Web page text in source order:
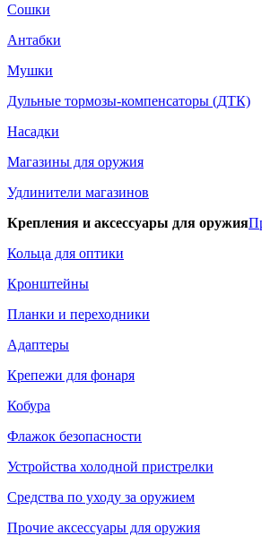
Сошки
Антабки
Мушки
Дульные тормозы-компенсаторы (ДТК)
Насадки
Магазины для оружия
Удлинители магазинов
Крепления и аксессуары для оружия
Кольца для оптики
Кронштейны
Планки и переходники
Адаптеры
Крепежи для фонаря
Кобура
Флажок безопасности
Устройства холодной пристрелки
Средства по уходу за оружием
Прочие аксессуары для оружия